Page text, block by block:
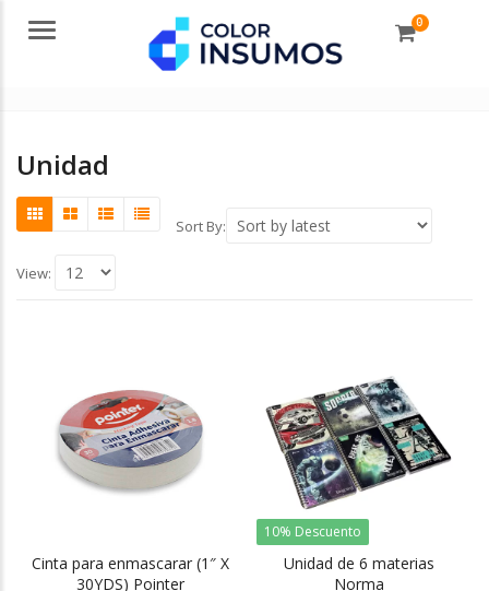
Menu 0
Unidad
Sort By:
View:
Cinta para enmascarar (1″ X
30YDS) Pointer
10% Descuento
Unidad de 6 materias
Norma